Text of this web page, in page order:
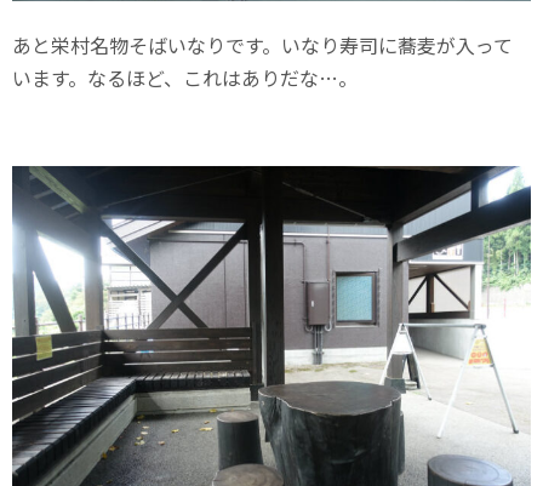
あと栄村名物そばいなりです。いなり寿司に蕎麦が入って
います。なるほど、これはありだな…。